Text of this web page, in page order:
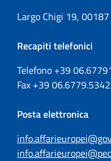
Largo Chigi 19,
Recapiti telefonici
Telefono +39
Fax +39
Posta elettronica